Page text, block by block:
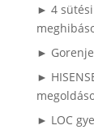
► 4
►
►
► LOC